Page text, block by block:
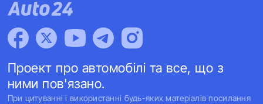
Проект про автомобілі та все, що з
ними пов'язано.
При цитуванні і використанні будь-яких матеріалів посилання